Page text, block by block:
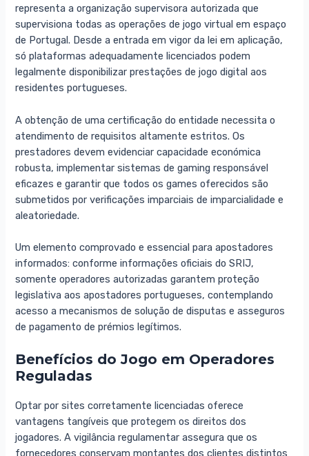
representa a organização supervisora autorizada que
supervisiona todas as operações de jogo virtual em espaço
de Portugal. Desde a entrada em vigor da lei em aplicação,
só plataformas adequadamente licenciados podem
legalmente disponibilizar prestações de jogo digital aos
residentes portugueses.
A obtenção de uma certificação do entidade necessita o
atendimento de requisitos altamente estritos. Os
prestadores devem evidenciar capacidade económica
robusta, implementar sistemas de gaming responsável
eficazes e garantir que todos os games oferecidos são
submetidos por verificações imparciais de imparcialidade e
aleatoriedade.
Um elemento comprovado e essencial para apostadores
informados: conforme informações oficiais do SRIJ,
somente operadores autorizadas garantem proteção
legislativa aos apostadores portugueses, contemplando
acesso a mecanismos de solução de disputas e asseguros
de pagamento de prémios legítimos.
Benefícios do Jogo em Operadores
Reguladas
Optar por sites corretamente licenciadas oferece
vantagens tangíveis que protegem os direitos dos
jogadores. A vigilância regulamentar assegura que os
fornecedores conservam montantes dos clientes distintos